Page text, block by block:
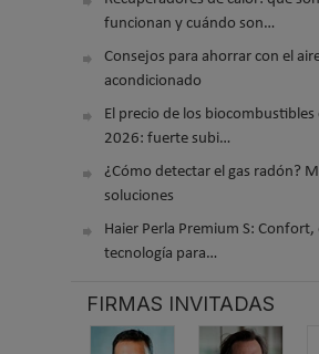
funcionan y cuándo son…
Consejos para ahorrar con el
acondicionado
El precio de los biocombustibles
2026: fuerte subi…
¿Cómo detectar el gas radón?
soluciones
Haier Perla Premium S: Confort,
tecnología para…
FIRMAS INVITADAS